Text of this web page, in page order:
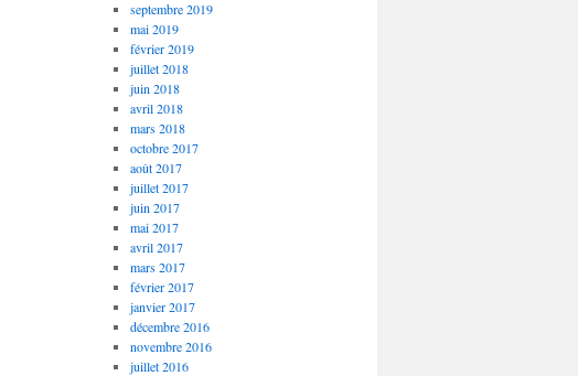
septembre 2019
mai 2019
février 2019
juillet 2018
juin 2018
avril 2018
mars 2018
octobre 2017
août 2017
juillet 2017
juin 2017
mai 2017
avril 2017
mars 2017
février 2017
janvier 2017
décembre 2016
novembre 2016
juillet 2016